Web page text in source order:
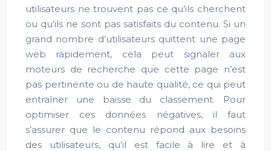
utilisateurs ne trouvent pas ce qu’ils cherchent
ou qu’ils ne sont pas satisfaits du contenu. Si un
grand nombre d’utilisateurs quittent une page
web rapidement, cela peut signaler aux
moteurs de recherche que cette page n’est
pas pertinente ou de haute qualité, ce qui peut
entraîner une baisse du classement. Pour
optimiser ces données négatives, il faut
s’assurer que le contenu répond aux besoins
des utilisateurs, qu’il est facile à lire et à